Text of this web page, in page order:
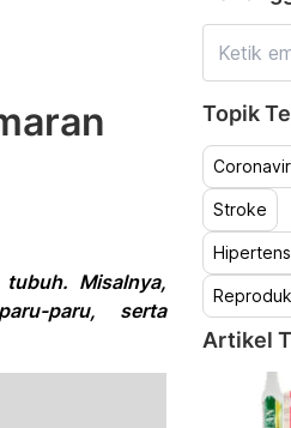
Misalnya,
paru, serta
Topik
Stroke
Artikel